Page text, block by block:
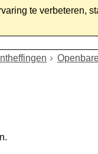
te verbeteren,